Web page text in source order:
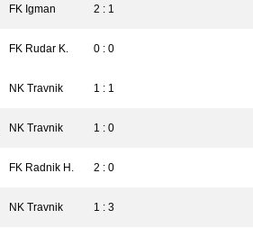
FK Igman 2 : 1
FK Rudar K. 0 : 0
NK Travnik 1 : 1
NK Travnik 1 : 0
FK Radnik H. 2 : 0
NK Travnik 1 : 3